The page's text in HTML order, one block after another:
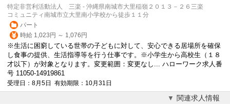
特定非営利活動法人 三楽 - 沖縄県南城市大里稲嶺２０１３－２６三楽
コミュニティ南城市立大里南小学校から徒歩１１分
パート
時給 1,023円 ～ 1,076円
※生活に困窮している世帯の子どもに対して、安心できる居場所を確保
し食事の提供、生活指導等を行う仕事です。※小学生から高校生（１８
才以下）が対象となります。変更範囲：変更なし... ハローワーク求人番
号 11050-14919861
受理日：8月5日 有効期限：10月31日
関連求人情報